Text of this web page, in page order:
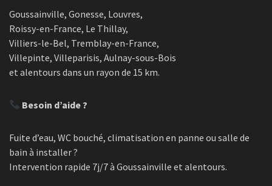
Goussainville, Gonesse, Louvres,
Roissy-en-France, Le Thillay,
Villiers-le-Bel, Tremblay-en-France,
Villepinte, Villeparisis, Aulnay-sous-Bois
et alentours dans un rayon de 15 km.
Besoin d’aide ?
Fuite d’eau, WC bouché, climatisation en panne ou salle de
bain à installer ?
Intervention rapide 7j/7 à Goussainville et alentours.